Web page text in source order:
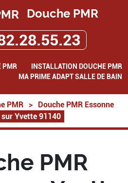
Douche PMR
PMR
INSTALLATION DOUCHE PMR
MA PRIME ADAPT SALLE DE BAIN
PMR >
Douche PMR Essonne
Yvette 91140
PMR